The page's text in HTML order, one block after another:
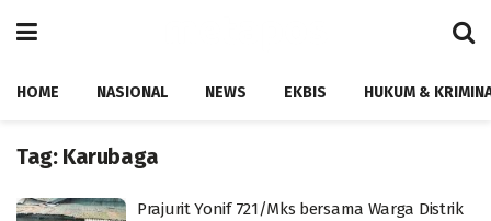
HOME NASIONAL NEWS EKBIS HUKUM &
Tag: Karubaga
Prajurit Yonif 721/Mks bersama Warga Distrik